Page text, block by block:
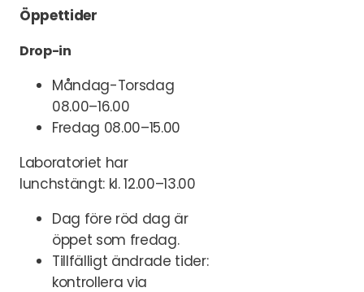
Öppettider
Drop-in
Måndag-Torsdag
08.00–16.00
Fredag 08.00–15.00
Laboratoriet har
lunchstängt: kl. 12.00–13.00
Dag före röd dag är
öppet som fredag.
Tillfälligt ändrade tider:
kontrollera via